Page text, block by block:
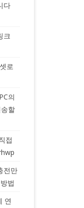
다
크
로
의
할
접
전만
법
연